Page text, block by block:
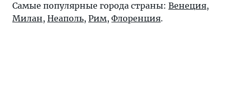
Самые популярные города страны: Венеция,
Милан, Неаполь, Рим, Флоренция.